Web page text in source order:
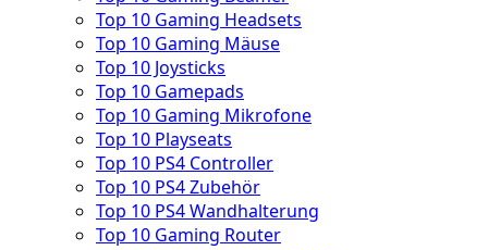
Top 10 Gaming Headsets
Top 10 Gaming Mäuse
Top 10 Joysticks
Top 10 Gamepads
Top 10 Gaming Mikrofone
Top 10 Playseats
Top 10 PS4 Controller
Top 10 PS4 Zubehör
Top 10 PS4 Wandhalterung
Top 10 Gaming Router